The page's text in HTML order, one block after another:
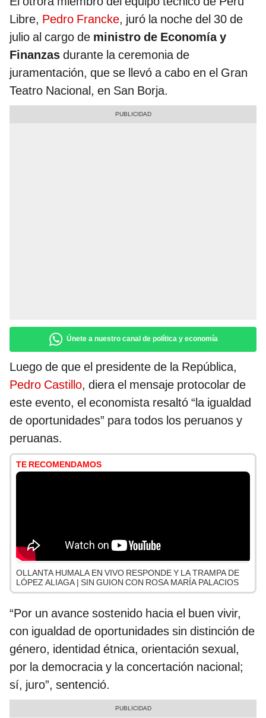
Libre, Pedro Francke, juró la noche del 30 de
julio al cargo de ministro de Economía y
Finanzas durante la ceremonia de
juramentación, que se llevó a cabo en el Gran
Teatro Nacional, en San Borja.
Únete a nuestro canal de política y economía
Luego de que el presidente de la República,
Pedro Castillo, diera el mensaje protocolar de
este evento, el economista resaltó “la igualdad
de oportunidades” para todos los peruanos y
peruanas.
TE RECOMENDAMOS
OLLANTA HUMALA EN VIVO RESPONDE Y LA TRAMPA DE
LÓPEZ ALIAGA | SIN GUION CON ROSA MARÍA PALACIOS
“Por un avance sostenido hacia el buen vivir,
con igualdad de oportunidades sin distinción de
género, identidad étnica, orientación sexual,
por la democracia y la concertación nacional;
sí, juro”, sentenció.